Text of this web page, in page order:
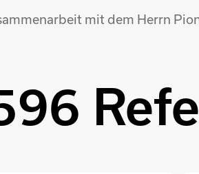
mit dem Herrn